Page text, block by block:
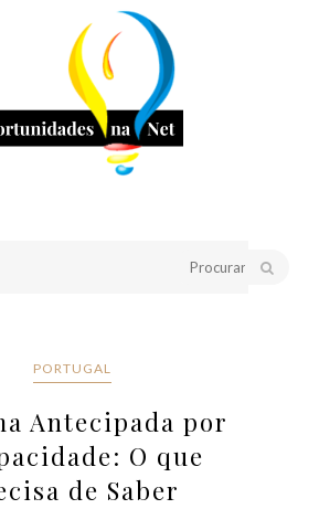
PORTUGAL
Antecipada por
O que
de Saber